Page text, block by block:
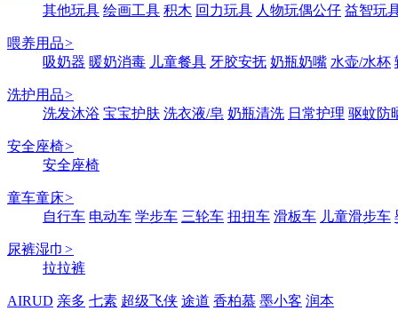
其他玩具 绘画工具 积木 回力玩具 人物玩偶公仔 益智玩
喂养用品>
吸奶器 暖奶消毒 儿童餐具 牙胶安抚 奶瓶奶嘴 水壶/水杯
洗护用品>
洗发沐浴 宝宝护肤 洗衣液/皂 奶瓶清洗 日常护理 驱蚊防
安全座椅>
安全座椅
童车童床>
自行车 电动车 学步车 三轮车 扭扭车 滑板车 儿童滑步车
尿裤湿巾 >
拉拉裤
AIRUD 亲多 七素 超级飞侠 途道 香柏慕 墨小客 润本